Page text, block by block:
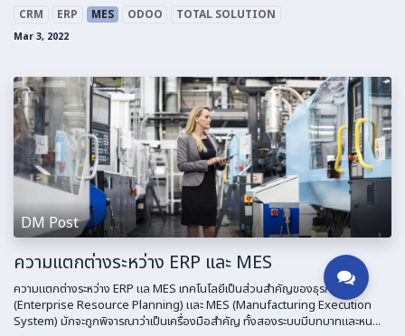
CRM ERP MES ODOO TOTAL SOLUTION
Mar 3, 2022
DM Post
ความแตกต่างระหว่าง ERP และ MES
ความแตกต่างระหว่าง ERP แล MES เทคโนโลยีเป็นส่วนสำคัญของธุรกิจ, ERP
(Enterprise Resource Planning) และ MES (Manufacturing Execution
System) มักจะถูกพิจารณาว่าเป็นเครื่องมือสำคัญ ทั้งสองระบบมีบทบาทและหน...